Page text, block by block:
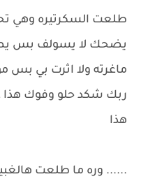
طلعت السكرتيره وهي
يضحك لا يسولف بس
ماغرته ولا اثرت بي بس
ربك شكد حلو وفوك هذا
هذا
...... وره ما طلعت